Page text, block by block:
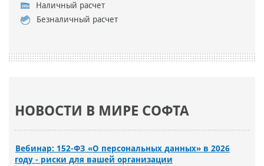
Наличный расчет
Безналичный расчет
НОВОСТИ В МИРЕ СОФТА
Вебинар: 152-ФЗ «О персональных данных» в 2026
году - риски для вашей организации